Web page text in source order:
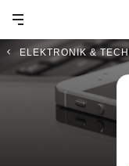
ELEKTRONIK &